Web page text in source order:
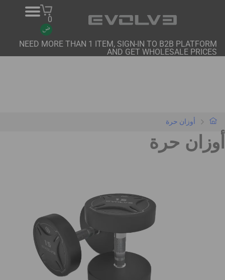
0
NEED MORE THAN 1 ITEM, SIGN-IN TO B2B PLATFORM
AND GET WHOLESALE PRICES
أوزان حرة
أوزان حرة